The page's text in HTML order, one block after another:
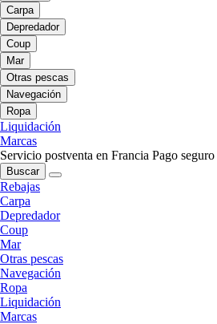
Carpa
Depredador
Coup
Mar
Otras pescas
Navegación
Ropa
Liquidación
Marcas
Servicio postventa en Francia Pago seguro
Buscar
Rebajas
Carpa
Depredador
Coup
Mar
Otras pescas
Navegación
Ropa
Liquidación
Marcas